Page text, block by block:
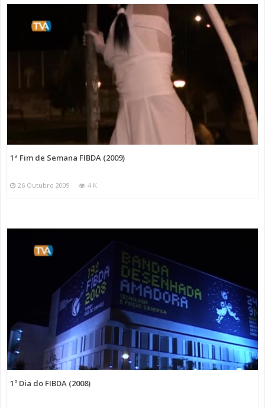
1ª Fim de Semana FIBDA (2009)
26 Outubro 2009 4 K
1º Dia do FIBDA (2008)